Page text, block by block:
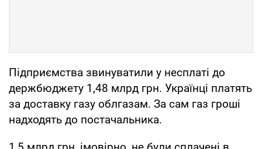
Підприємства звинуватили у несплаті до
держбюджету 1,48 млрд грн. Українці платять
за доставку газу облгазам. За сам газ гроші
надходять до постачальника.